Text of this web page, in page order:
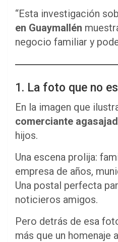
“Esta investigación
en Guaymallén
negocio familiar y
1. La foto que no
En la imagen que
comerciante
hijos.
Una escena prolija:
empresa de años,
Una postal perfecta
noticieros amigos.
Pero detrás de esa
más que un homenaje